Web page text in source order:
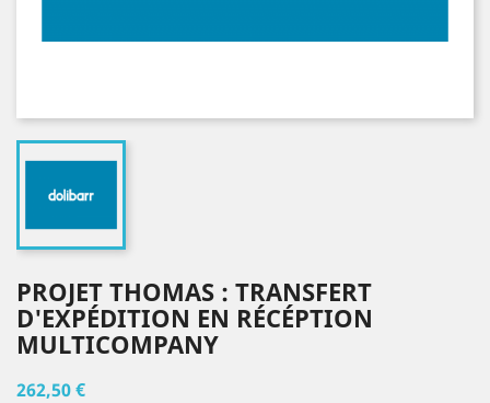
PROJET THOMAS : TRANSFERT
D'EXPÉDITION EN RÉCÉPTION
MULTICOMPANY
262,50 €